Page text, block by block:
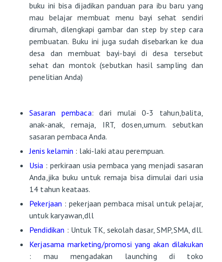
buku ini bisa dijadikan panduan para ibu baru yang
mau belajar membuat menu bayi sehat sendiri
dirumah, dilengkapi gambar dan step by step cara
pembuatan. Buku ini juga sudah disebarkan ke dua
desa dan membuat bayi-bayi di desa tersebut
sehat dan montok (sebutkan hasil sampling dan
penelitian Anda)
Sasaran pembaca: dari mulai 0-3 tahun,balita,
anak-anak, remaja, IRT, dosen,umum. sebutkan
sasaran pembaca Anda.
Jenis kelamin : laki-laki atau perempuan.
Usia : perkiraan usia pembaca yang menjadi sasaran
Anda,jika buku untuk remaja bisa dimulai dari usia
14 tahun keataas.
Pekerjaan : pekerjaan pembaca misal untuk pelajar,
untuk karyawan,dll
Pendidikan : Untuk TK, sekolah dasar, SMP,SMA, dll.
Kerjasama marketing/promosi yang akan dilakukan
: mau mengadakan launching di toko